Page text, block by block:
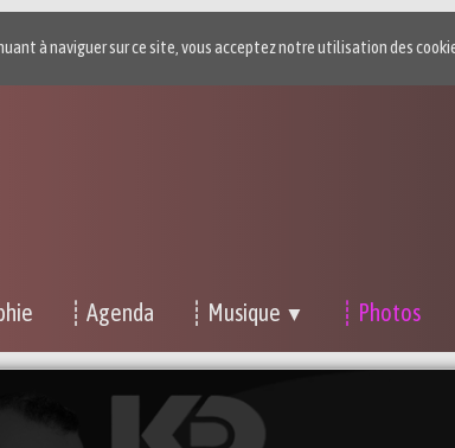
à naviguer sur ce site, vous acceptez notre utilisation des
┊ Agenda ┊ Musique ▼ ┊ Photos
Photos